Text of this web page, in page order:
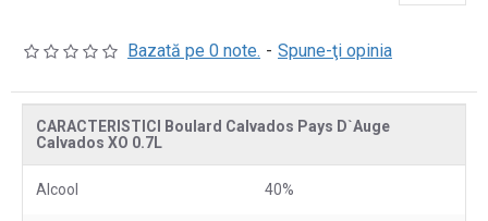
Bazată pe 0 note. - Spune-ţi opinia
CARACTERISTICI Boulard Calvados Pays D`Auge
Calvados XO 0.7L
Alcool 40%